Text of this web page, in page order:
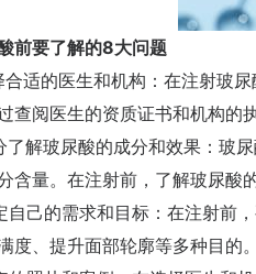
要了解的8大问题
合适的医生和机构：在注射玻
查阅医生的资质证书和机构的
了解玻尿酸的成分和效果：玻
含量。在注射前，了解玻尿酸
自己的需求和目标：在注射前
度、提升面部轮廓等多种目的